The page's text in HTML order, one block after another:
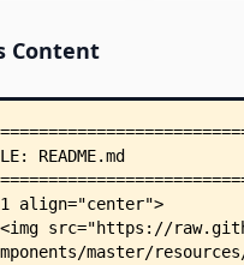
Content